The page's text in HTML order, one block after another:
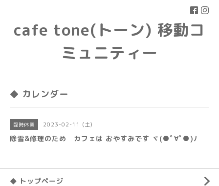
cafe tone(トーン) 移動コ
ミュニティー
◆ カレンダー
臨時休業 2023-02-11 (土)
除雪&修理のため カフェは おやすみです ヾ(●ﾟ∀ﾟ●)ﾉ
◆ トップページ